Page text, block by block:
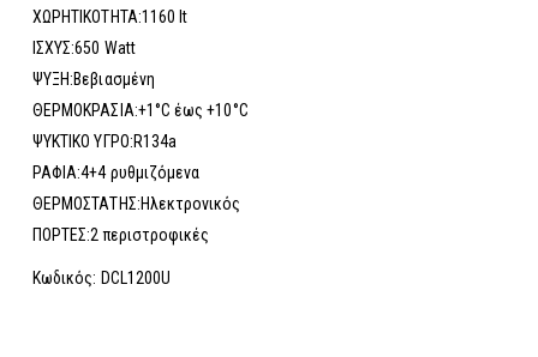
ΧΩΡΗΤΙΚΟΤΗΤΑ:1160 lt
ΙΣΧΥΣ:650 Watt
ΨΥΞΗ:Βεβιασμένη
ΘΕΡΜΟΚΡΑΣΙΑ:+1°C έως +10°C
ΨΥΚΤΙΚΟ ΥΓΡΟ:R134a
ΡΑΦΙΑ:4+4 ρυθμιζόμενα
ΘΕΡΜΟΣΤΑΤΗΣ:Ηλεκτρονικός
ΠΟΡΤΕΣ:2 περιστροφικές
Κωδικός: DCL1200U